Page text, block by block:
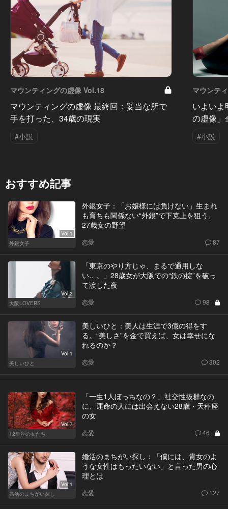
マウンティングの虚像 Vol.18
マウンティングの虚像 最終回：妥当な所で
手を打った、34歳の現実
#小説
マウンテ
いよい
の虚像」
#小説
おすすめ記事
Vol.1
外銀女子
外銀女子：「お嬢様には負けない」生まれ
も育ちも関係ない“外銀”で下克上を狙う、
27歳女の野望
恋愛 87
Vol.2
大阪LOVERS
「東京のやり方じゃ、まるで通用しな
い…。」28歳女が大阪での“鉄の掟”を破っ
て涙した夜
恋愛 98
Vol.1
美しいひと
美しいひと：美人は生涯で3億の得をす
る。“美しさ”を金で買えば、女は幸せにな
れるのか？
恋愛 302
Vol.7
12星座の女たち
「一生1人ぼっちなの？」社交性抜群なの
に、運命の人には出会えない28歳・天秤座
の女
恋愛 46
Vol.1
婚活のまちがい探し
婚活のまちがい探し：「僕には、貴女のよ
うな女性はもったいない」と言った男の心
理とは
恋愛 127